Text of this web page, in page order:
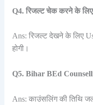
Q4. रिजल्ट चेक करने के लिए
Ans: रिजल्ट देखने के लिए
होगी।
Q5. Bihar BEd
Ans: काउंसलिंग की तिथि